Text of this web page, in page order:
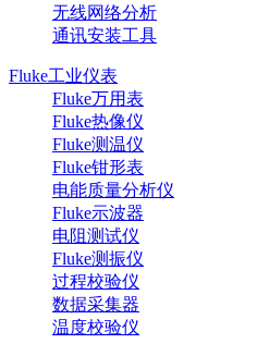
无线网络分析
通讯安装工具
Fluke工业仪表
Fluke万用表
Fluke热像仪
Fluke测温仪
Fluke钳形表
电能质量分析仪
Fluke示波器
电阻测试仪
Fluke测振仪
过程校验仪
数据采集器
温度校验仪